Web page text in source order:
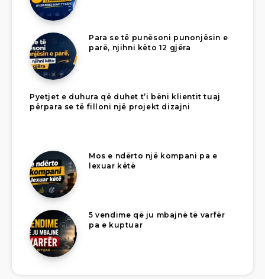
Para se të punësoni punonjësin e
parë, njihni këto 12 gjëra
Pyetjet e duhura që duhet t’i bëni klientit tuaj
përpara se të filloni një projekt dizajni
Mos e ndërto një kompani pa e
lexuar këtë
5 vendime që ju mbajnë të varfër
pa e kuptuar